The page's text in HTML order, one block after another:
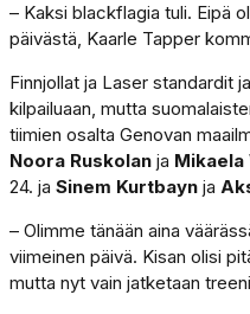
– Kaksi blackflagia tuli. Eipä
päivästä, Kaarle Tapper
Finnjollat ja Laser standardit
kilpailuaan, mutta
tiimien osalta Genovan
Noora Ruskolan ja
24. ja Sinem Kurtbayn ja
– Olimme tänään aina
viimeinen päivä. Kisan olisi
mutta nyt vain jatketaan